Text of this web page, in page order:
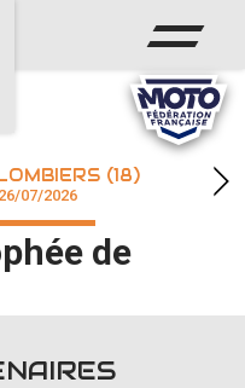
(18)
07/2026
de